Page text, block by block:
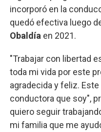
incorporó en la
quedó efectiva luego
Obaldía en 2021.
"Trabajar con libertad
toda mi vida por este
agradecida y feliz.
conductora que soy",
quiero seguir
mi familia que me